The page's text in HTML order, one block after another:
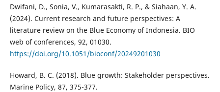
Dwifani, D., Sonia, V., Kumarasakti, R. P., & Siahaan, Y. A.
(2024). Current research and future perspectives: A
literature review on the Blue Economy of Indonesia. BIO
web of conferences, 92, 01030.
https://doi.org/10.1051/bioconf/20249201030
Howard, B. C. (2018). Blue growth: Stakeholder perspectives.
Marine Policy, 87, 375-377.